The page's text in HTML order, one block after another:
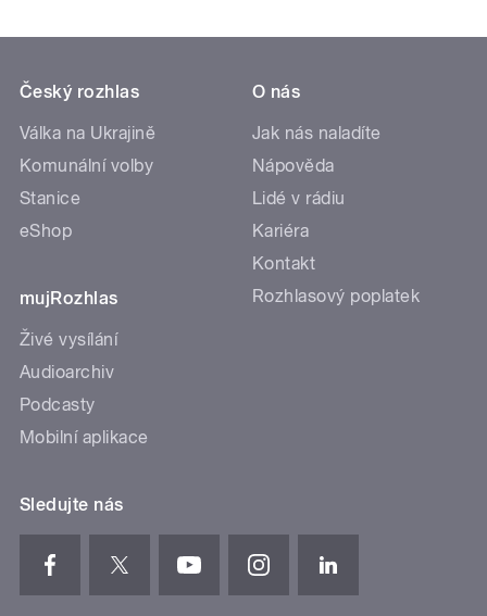
Český rozhlas
Válka na Ukrajině
Komunální volby
Stanice
eShop
mujRozhlas
Živé vysílání
Audioarchiv
Podcasty
Mobilní aplikace
O nás
Jak nás naladíte
Nápověda
Lidé v rádiu
Kariéra
Kontakt
Rozhlasový poplatek
Sledujte nás